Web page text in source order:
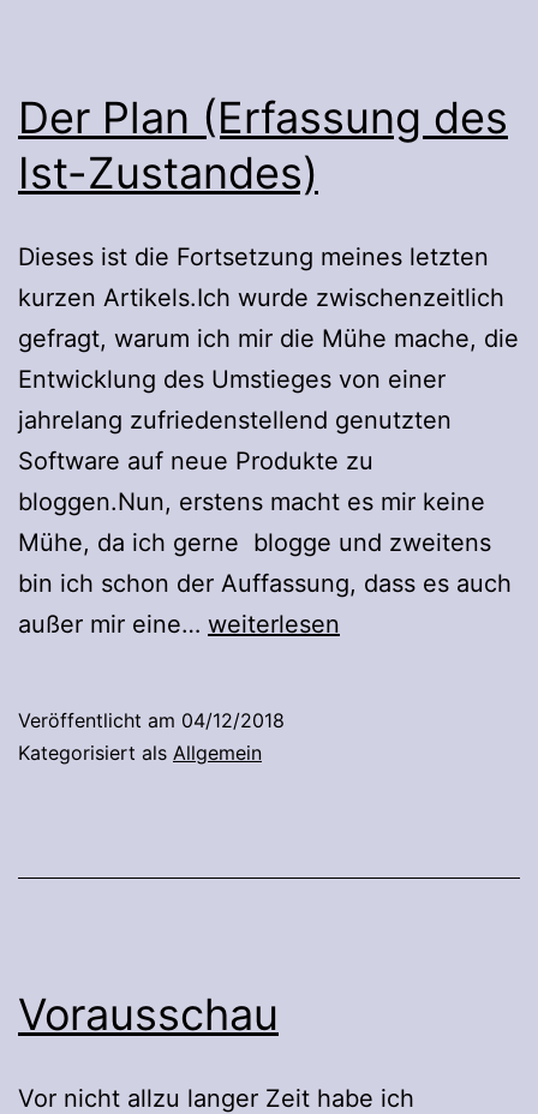
Der Plan (Erfassung des
Ist-Zustandes)
Dieses ist die Fortsetzung meines letzten
kurzen Artikels.Ich wurde zwischenzeitlich
gefragt, warum ich mir die Mühe mache, die
Entwicklung des Umstieges von einer
jahrelang zufriedenstellend genutzten
Software auf neue Produkte zu
bloggen.Nun, erstens macht es mir keine
Mühe, da ich gerne blogge und zweitens
bin ich schon der Auffassung, dass es auch
außer mir eine… Der
des
weiterlesen
Veröffentlicht am 04/12/2018
Kategorisiert als Allgemein
Vorausschau
Vor nicht allzu langer Zeit habe ich